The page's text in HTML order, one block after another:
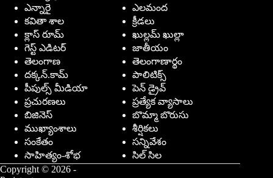
ఎన్నారై
ఎలమంద
కవితా శాల
క్రీడలు
క్లాస్ రూమ్
ఖుల్లమ్ ఖుల్లా
గెస్ట్ ఎడిటర్
జాతీయం
తెలంగాణ
తెలంగాణార్థం
దక్కన్.కామ్
పాలిటిక్స్
పీపుల్స్ ‌మీడియా
పెన్ డ్రైవ్
ప్రచురణలు
ప్రత్యేక వ్యాసాలు
బిజినెస్
బొమ్మా బొరుసు
ముఖ్యాంశాలు
శీర్షికలు
సంకేతం
సన్నివేశం
సాహిత్యం-శోభ
సిల్ సిల
Copyright © 2026 -